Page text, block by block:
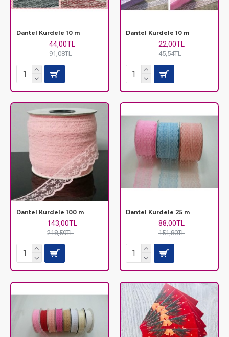
Dantel Kurdele 10 m
44,00TL
91,08TL
Dantel Kurdele 10 m
22,00TL
45,54TL
Dantel Kurdele 100 m
143,00TL
218,59TL
Dantel Kurdele 25 m
88,00TL
151,80TL